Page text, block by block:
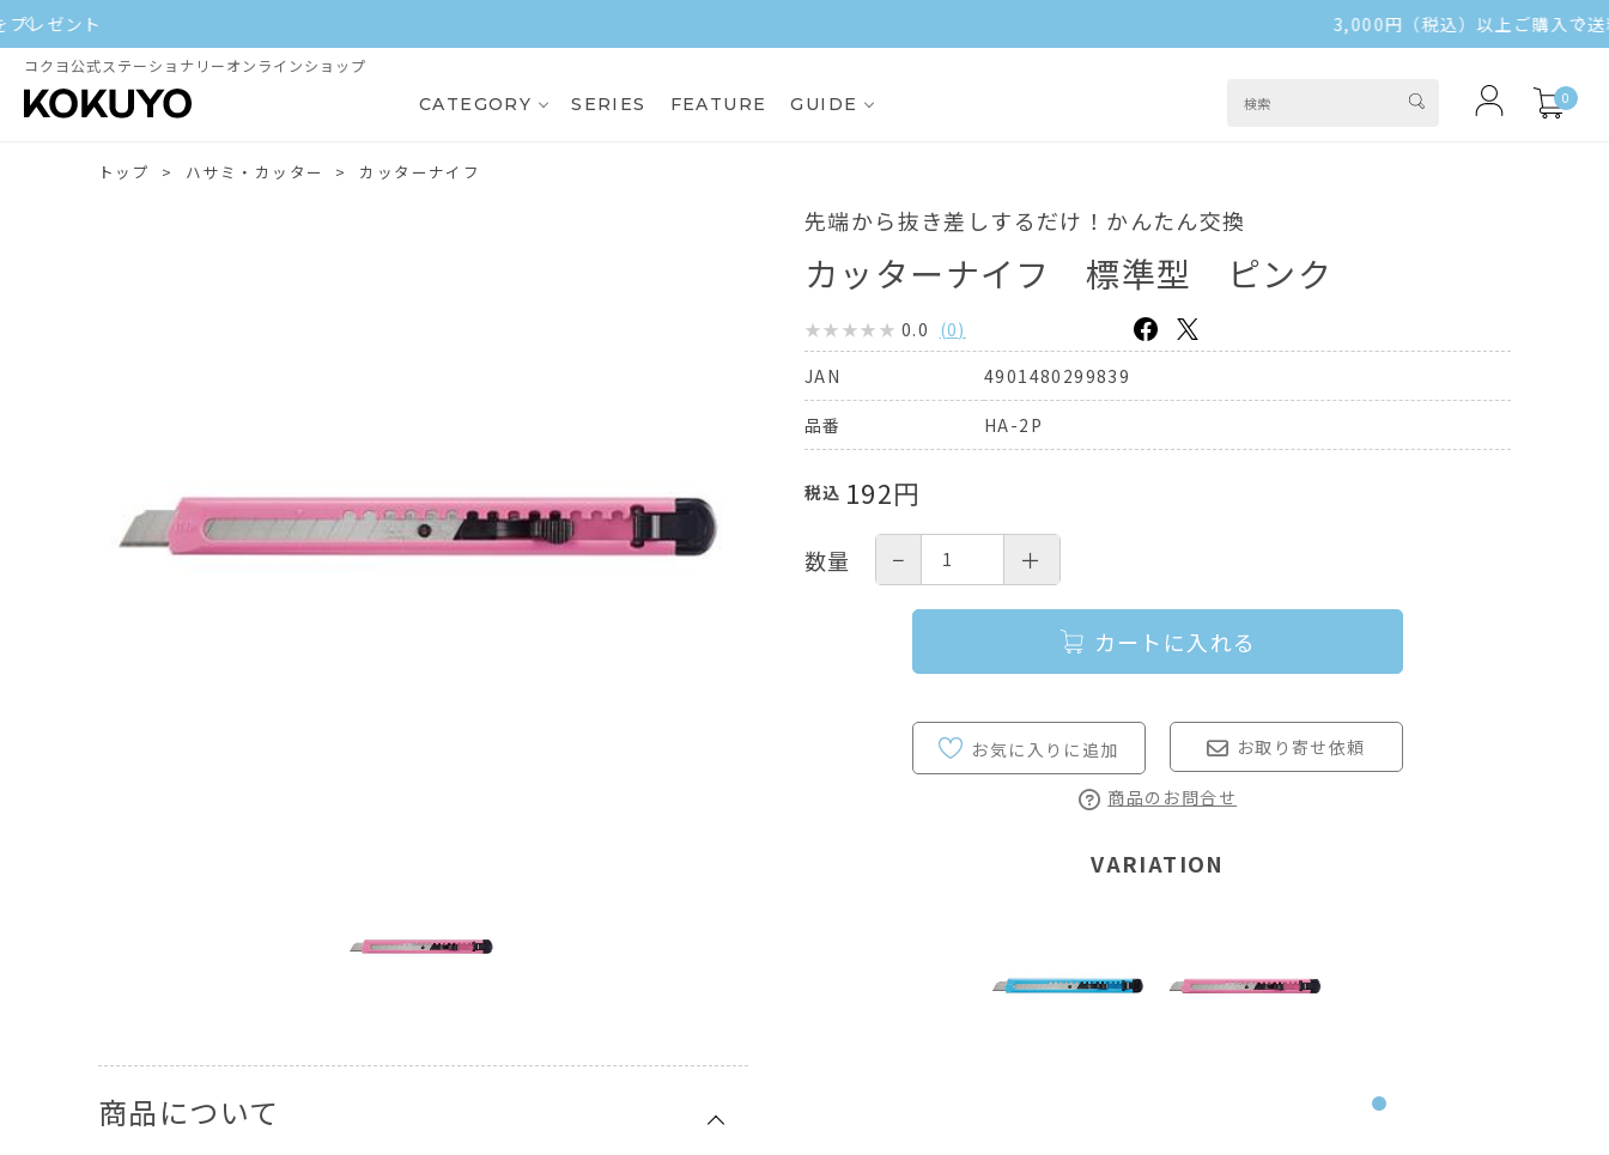
コクヨ公式ステーショナリーオンラインショップ
CATEGORY SERIES FEATURE GUIDE 0
トップ ハサミ・カッター カッターナイフ
商品について
先端から抜き差しするだけ！かんたん交換
カッターナイフ 標準型 ピンク
0.0 (0)
JAN
4901480299839
品番 HA-2P
税込 192円
数量 − ＋
カートに入れる
お取り寄せ依頼
商品のお問合せ
VARIATION